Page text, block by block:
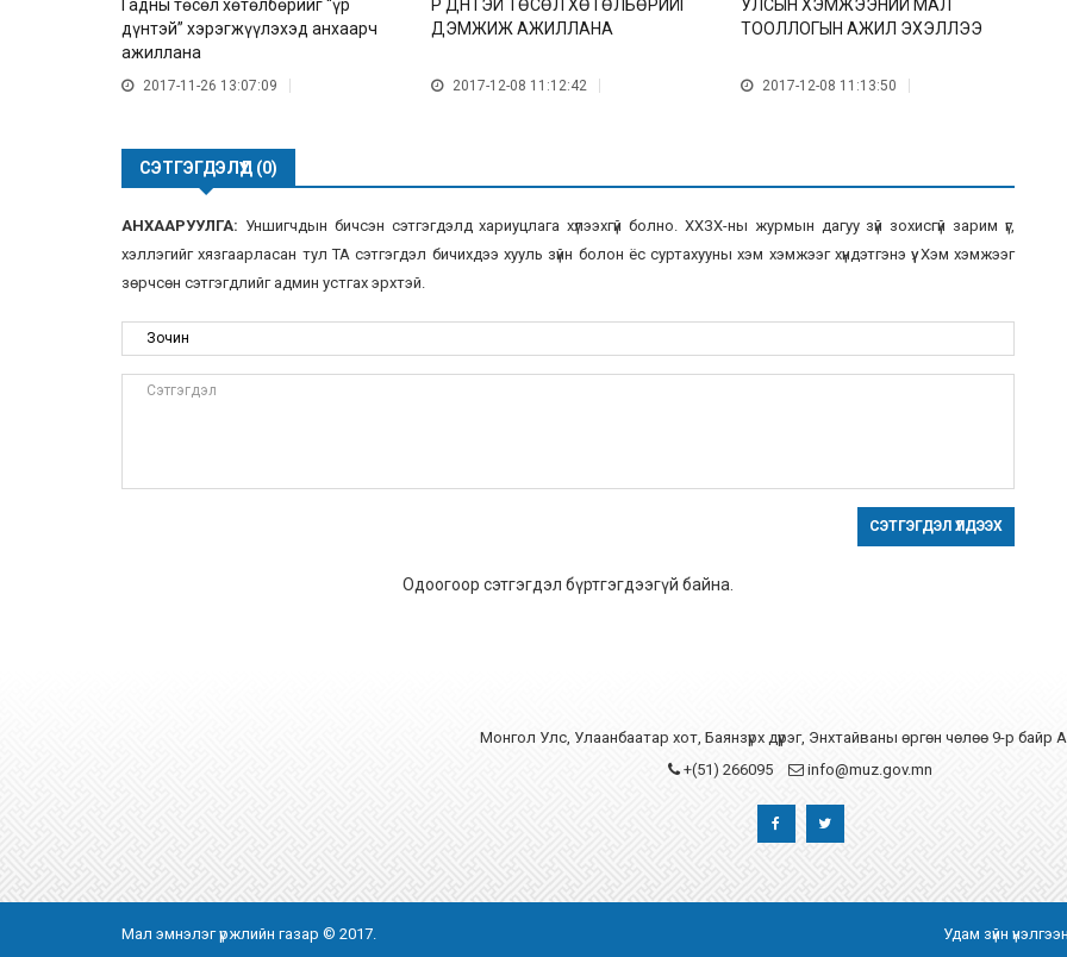
Гадны төсөл хөтөлбөрийг “үр
дүнтэй” хэрэгжүүлэхэд анхаарч
ажиллана
2017-11-26 13:07:09
ҮР ДҮНТЭЙ ТӨСӨЛ ХӨТӨЛБӨРИЙГ
ДЭМЖИЖ АЖИЛЛАНА
2017-12-08 11:12:42
УЛСЫН ХЭМЖЭЭНИЙ МАЛ
ТООЛЛОГЫН АЖИЛ ЭХЭЛЛЭЭ
2017-12-08 11:13:50
СЭТГЭГДЭЛҮҮД (0)
АНХААРУУЛГА: Уншигчдын бичсэн сэтгэгдэлд хариуцлага хүлээхгүй болно. ХХЗХ-ны журмын дагуу зүй зохисгүй зарим үг,
хэллэгийг хязгаарласан тул ТА сэтгэгдэл бичихдээ хууль зүйн болон ёс суртахууны хэм хэмжээг хүндэтгэнэ үү. Хэм хэмжээг
зөрчсөн сэтгэгдлийг админ устгах эрхтэй.
СЭТГЭГДЭЛ ҮЛДЭЭХ
Одоогоор сэтгэгдэл бүртгэгдээгүй байна.
Монгол Улс, Улаанбаатар хот, Баянзүрх дүүрэг, Энхтайваны өргөн чөлөө 9-р байр
+(51) 266095
info@muz.gov.mn
Мал эмнэлэг үржлийн газар © 2017. Удам зүйн